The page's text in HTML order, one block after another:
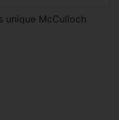
unique McCulloch